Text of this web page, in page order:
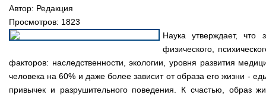
Автор: Редакция
Просмотров: 1823
Наука утверждает, что
физического,
факторов: наследственности, экологии, уровня развития
человека на 60% и даже более зависит от образа его жизни -
привычек и разрушительного поведения. К счастью,